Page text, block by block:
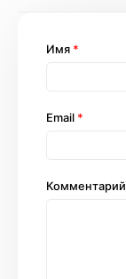
Комментарий
Имя *
Email *